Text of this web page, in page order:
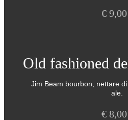
€ 9,00
Old fashioned
Jim Beam bourbon, nettare
ale.
€ 8,00